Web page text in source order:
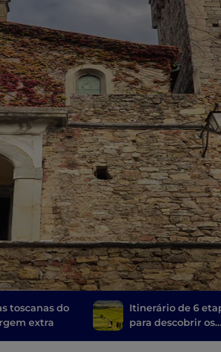
toscanas do
extra
Itinerário de 6
para descobrir os